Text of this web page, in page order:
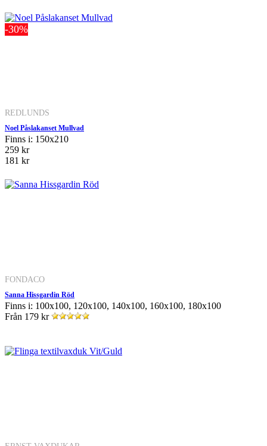
-30%
REDLUNDS
Noel Påslakanset Mullvad
Finns i: 150x210
259 kr
181 kr
FONDACO
Sanna Hissgardin Röd
Finns i: 100x100, 120x100, 140x100, 160x100, 180x100
Från 179 kr